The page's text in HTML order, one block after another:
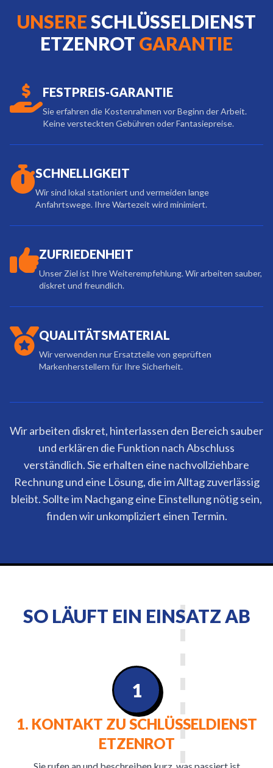
UNSERESCHLÜSSELDIENST
ETZENROT GARANTIE
FESTPREIS-GARANTIE
Sie erfahren die Kostenrahmen vor Beginn der Arbeit.
Keine versteckten Gebühren oder Fantasiepreise.
SCHNELLIGKEIT
Wir sind lokal stationiert und vermeiden lange
Anfahrtswege. Ihre Wartezeit wird minimiert.
ZUFRIEDENHEIT
Unser Ziel ist Ihre Weiterempfehlung. Wir arbeiten sauber,
diskret und freundlich.
QUALITÄTSMATERIAL
Wir verwenden nur Ersatzteile von geprüften
Markenherstellern für Ihre Sicherheit.
Wir arbeiten diskret, hinterlassen den Bereich sauber
und erklären die Funktion nach Abschluss
verständlich. Sie erhalten eine nachvollziehbare
Rechnung und eine Lösung, die im Alltag zuverlässig
bleibt. Sollte im Nachgang eine Einstellung nötig sein,
finden wir unkompliziert einen Termin.
SO LÄUFT EIN EINSATZ AB
1. KONTAKT ZU SCHLÜSSELDIENST
ETZENROT
1